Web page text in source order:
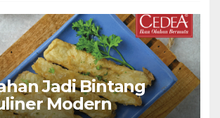
Jadi Bintang
Modern